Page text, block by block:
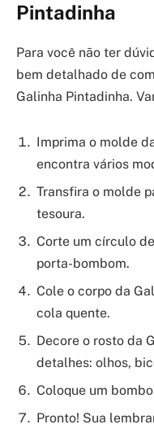
Pintadinha
Para você não ter
bem detalhado de
Galinha Pintadinha.
Imprima o molde
encontra vários
Transfira o molde
tesoura.
Corte um círculo
porta-bombom.
Cole o corpo da
cola quente.
Decore o rosto da
detalhes: olhos,
Coloque um
Pronto! Sua